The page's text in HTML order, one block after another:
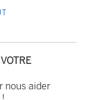
nous aider